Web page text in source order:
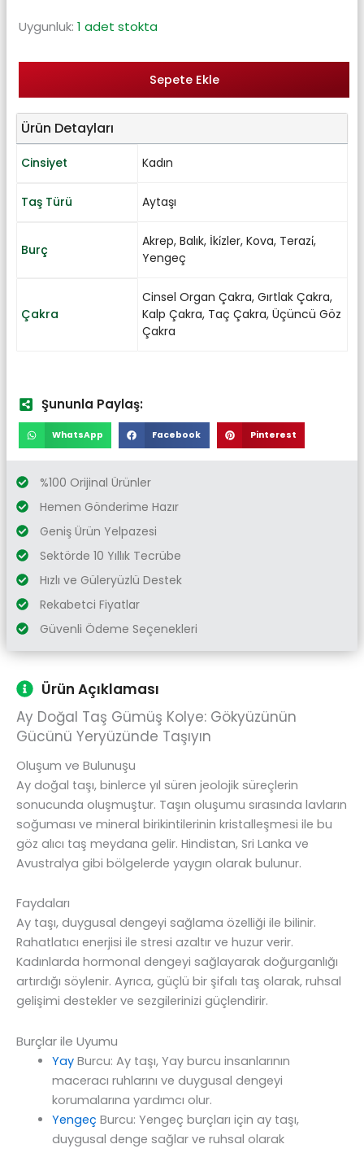
Uygunluk: 1 adet stokta
Sepete Ekle
Ürün Detayları
Cinsiyet Kadın
Taş Türü Aytaşı
Burç
Akrep, Balık, İki̇zler, Kova, Terazi̇,
Yengeç
Çakra
Cinsel Organ Çakra, Gırtlak Çakra,
Kalp Çakra, Taç Çakra, Üçüncü Göz
Çakra
Şununla Paylaş:
WhatsApp Facebook Pinterest
%100 Orijinal Ürünler
Hemen Gönderime Hazır
Geniş Ürün Yelpazesi
Sektörde 10 Yıllık Tecrübe
Hızlı ve Güleryüzlü Destek
Rekabetci Fiyatlar
Güvenli Ödeme Seçenekleri
Ürün Açıklaması
Ay Doğal Taş Gümüş Kolye: Gökyüzünün
Gücünü Yeryüzünde Taşıyın
Oluşum ve Bulunuşu
Ay doğal taşı, binlerce yıl süren jeolojik süreçlerin
sonucunda oluşmuştur. Taşın oluşumu sırasında lavların
soğuması ve mineral birikintilerinin kristalleşmesi ile bu
göz alıcı taş meydana gelir. Hindistan, Sri Lanka ve
Avustralya gibi bölgelerde yaygın olarak bulunur.
Faydaları
Ay taşı, duygusal dengeyi sağlama özelliği ile bilinir.
Rahatlatıcı enerjisi ile stresi azaltır ve huzur verir.
Kadınlarda hormonal dengeyi sağlayarak doğurganlığı
artırdığı söylenir. Ayrıca, güçlü bir şifalı taş olarak, ruhsal
gelişimi destekler ve sezgilerinizi güçlendirir.
Burçlar ile Uyumu
YayBurcu: Ay taşı, Yay burcu insanlarının
maceracı ruhlarını ve duygusal dengeyi
korumalarına yardımcı olur.
Yengeç Burcu: Yengeç burçları için ay taşı,
duygusal denge sağlar ve ruhsal olarak